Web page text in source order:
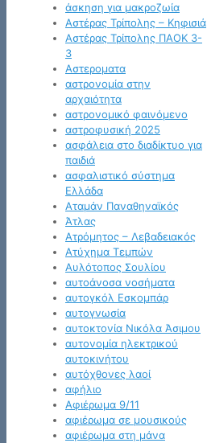
άσκηση για μακροζωία
Αστέρας Τρίπολης – Κηφισιά
Αστέρας Τρίπολης ΠΑΟΚ 3-
3
Αστεροματα
αστρονομία στην
αρχαιότητα
αστρονομικό φαινόμενο
αστροφυσική 2025
ασφάλεια στο διαδίκτυο για
παιδιά
ασφαλιστικό σύστημα
Ελλάδα
Αταμάν Παναθηναϊκός
Άτλας
Ατρόμητος – Λεβαδειακός
Ατύχημα Τεμπών
Αυλότοπος Σουλίου
αυτοάνοσα νοσήματα
αυτογκόλ Εσκομπάρ
αυτογνωσία
αυτοκτονία Νικόλα Άσιμου
αυτονομία ηλεκτρικού
αυτοκινήτου
αυτόχθονες λαοί
αφήλιο
Αφιέρωμα 9/11
αφιέρωμα σε μουσικούς
αφιέρωμα στη μάνα